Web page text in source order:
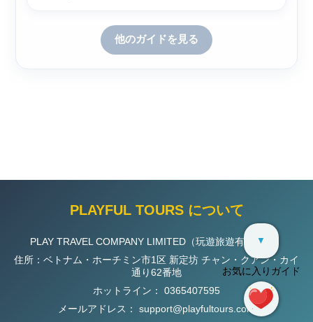
他のガイドを見る
PLAYFUL TOURS について
PLAY TRAVEL COMPANY LIMITED（玩遊旅遊有限公司）
住所：ベトナム・ホーチミン市1区 新定坊 チャン・クアン・カイ
通り62番地
ホットライン： 0365407595
メールアドレス： support@playfultours.com
▼
お気に入りガイド